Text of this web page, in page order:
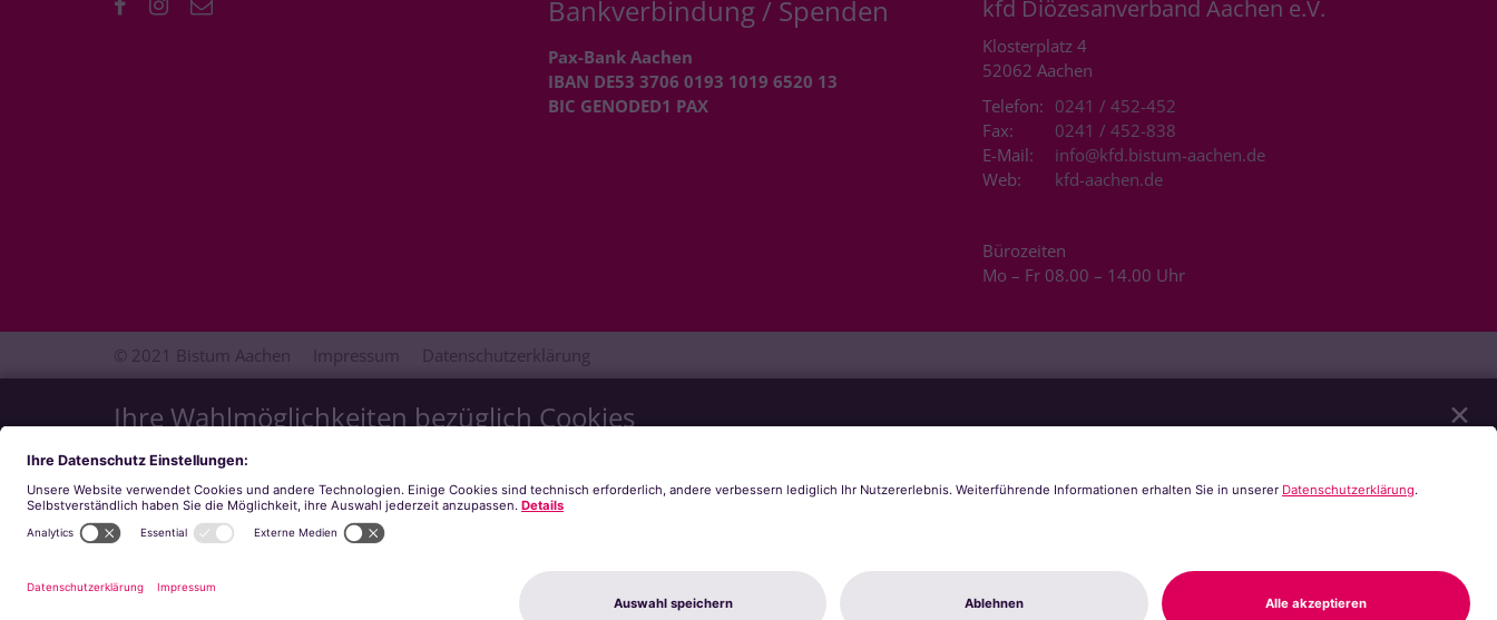
Ihre Wahlmöglichkeiten bezüglich Cookies
Wir möchten Ihnen ein optimales Webseiten-Erlebnis zu bieten. Dazu verwenden wir Cookies, die für das Funktionieren unserer Website notwendig sind. Mit Ihrer
Zustimmung verwenden wir auch Cookies, die zur Anzeige externer Inhalte oder zu anonymen Statistikzwecken genutzt werden. Sie können selbst entscheiden,
welche Kategorien Sie zulassen möchten. Bitte beachten Sie, dass auf Basis Ihrer Einstellungen womöglich nicht mehr alle Funktionalitäten der Seite zur Verfügung
stehen. Weitere Informationen finden Sie in unserer
Notwendig Speichern Alle akzeptieren
✕
Bankverbindung / Spenden
Pax-Bank Aachen
IBAN DE53 3706 0193 1019 6520 13
BIC GENODED1 PAX
kfd Diözesanverband Aachen e.V.
Klosterplatz 4
52062 Aachen
Telefon: 0241 / 452-452
Fax:
0241 / 452-838
E-Mail:
info@kfd.bistum-aachen.de
Web:
kfd-aachen.de
Bürozeiten
Mo – Fr 08.00 – 14.00 Uhr
© 2021 Bistum Aachen Impressum Datenschutzerklärung